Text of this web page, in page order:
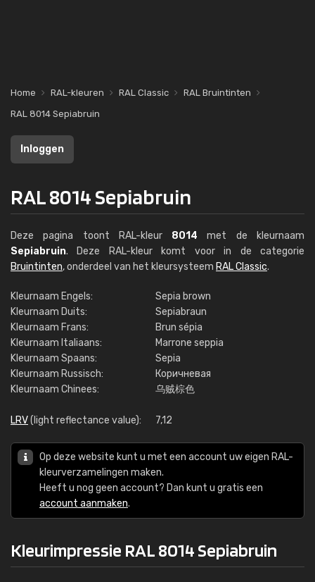
Home RAL-kleuren RAL Classic
RAL Bruintinten
RAL 8014 Sepiabruin
Inloggen
RAL 8014 Sepiabruin
Deze pagina toont RAL-kleur 8014 met de kleurnaam
Sepiabruin. Deze RAL-kleur komt voor in de categorie
Bruintinten, onderdeel van het kleursysteem RAL Classic.
Kleurnaam Engels:
Sepia brown
Kleurnaam Duits:
Sepiabraun
Kleurnaam Frans:
Brun sépia
Kleurnaam Italiaans:
Marrone seppia
Kleurnaam Spaans:
Sepia
Kleurnaam Russisch:
Коричневая
Kleurnaam Chinees:
乌贼棕色
LRV(light reflectance value): 7,12
Op deze website kunt u met een account uw eigen RAL-
kleurverzamelingen maken.
Heeft u nog geen account? Dan kunt u gratis een
account aanmaken.
Kleurimpressie RAL 8014 Sepiabruin